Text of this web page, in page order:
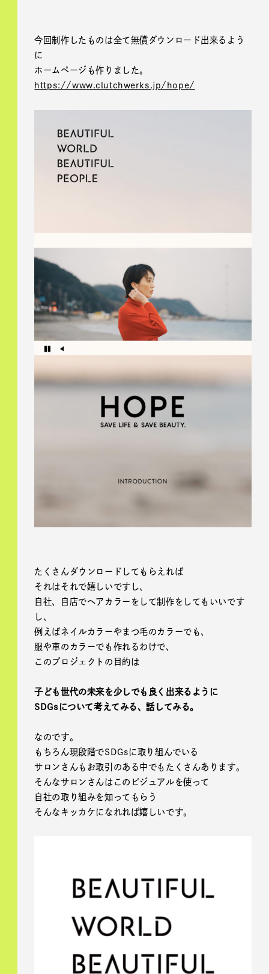
今回制作したものは全て無償ダウンロード出来るよう
に
ホームページも作りました。
https://www.clutchwerks.jp/hope/
たくさんダウンロードしてもらえれば
それはそれで嬉しいですし、
自社、自店でヘアカラーをして制作をしてもいいです
し、
例えばネイルカラーやまつ毛のカラーでも、
服や車のカラーでも作れるわけで、
このプロジェクトの目的は
子ども世代の未来を少しでも良く出来るように
SDGsについて考えてみる、話してみる。
なのです。
もちろん現段階でSDGsに取り組んでいる
サロンさんもお取引のある中でもたくさんあります。
そんなサロンさんはこのビジュアルを使って
自社の取り組みを知ってもらう
そんなキッカケになれれば嬉しいです。